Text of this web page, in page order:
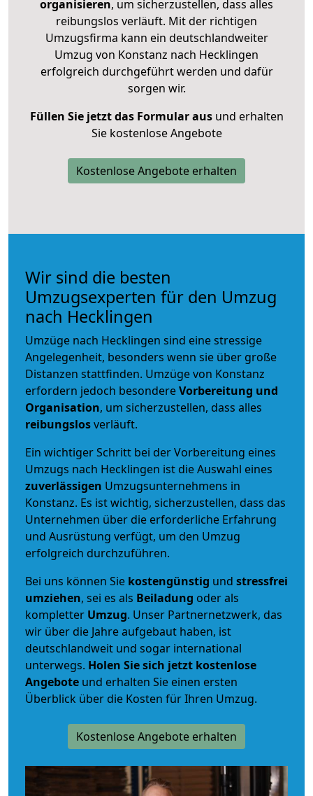
organisieren, um sicherzustellen, dass alles
reibungslos verläuft. Mit der richtigen
Umzugsfirma kann ein deutschlandweiter
Umzug von Konstanz nach Hecklingen
erfolgreich durchgeführt werden und dafür
sorgen wir.
Füllen Sie jetzt das Formular ausund erhalten
Sie kostenlose Angebote
Kostenlose Angebote erhalten
Wir sind die besten
Umzugsexperten für den Umzug
nach Hecklingen
Umzüge nach Hecklingen sind eine stressige
Angelegenheit, besonders wenn sie über große
Distanzen stattfinden. Umzüge von Konstanz
erfordern jedoch besondereVorbereitung und
Organisation, um sicherzustellen, dass alles
reibungslosverläuft.
Ein wichtiger Schritt bei der Vorbereitung eines
Umzugs nach Hecklingen ist die Auswahl eines
zuverlässigen Umzugsunternehmens in
Konstanz. Es ist wichtig, sicherzustellen, dass das
Unternehmen über die erforderliche Erfahrung
und Ausrüstung verfügt, um den Umzug
erfolgreich durchzuführen.
Bei uns können Sie kostengünstig und stressfrei
umziehen, sei es als Beiladung oder als
kompletter Umzug. Unser Partnernetzwerk, das
wir über die Jahre aufgebaut haben, ist
deutschlandweit und sogar international
unterwegs. Holen Sie sich jetzt kostenlose
Angebote und erhalten Sie einen ersten
Überblick über die Kosten für Ihren Umzug.
Kostenlose Angebote erhalten